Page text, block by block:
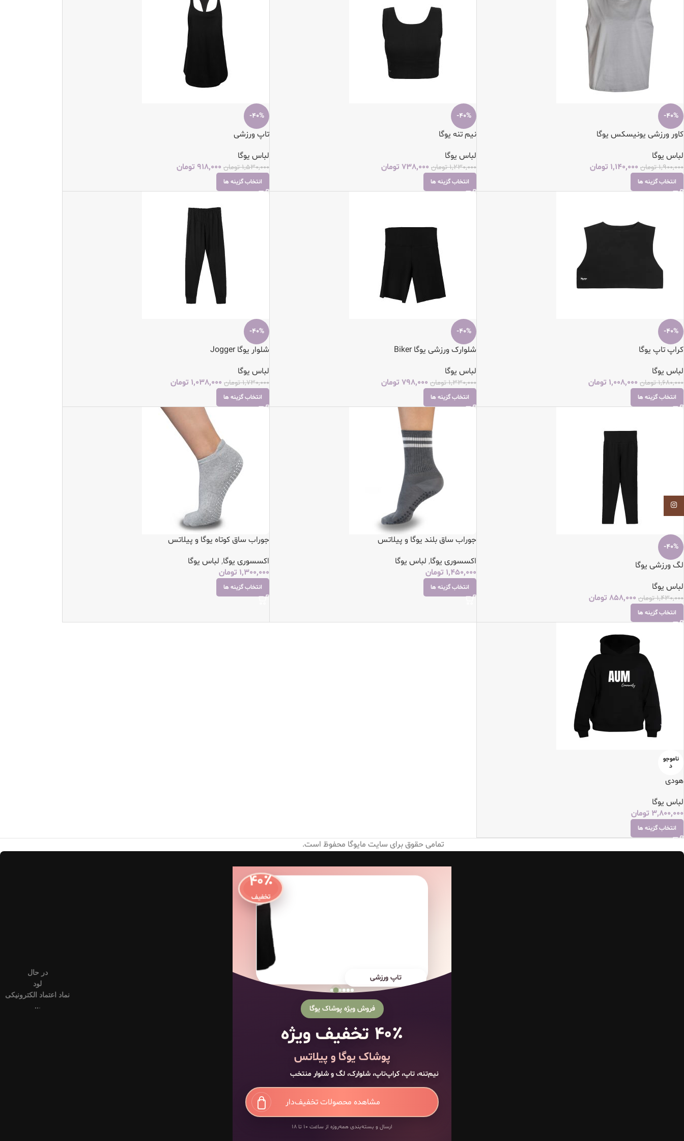
-40%
کاور ورزشی یونیسکس یوگا
لباس یوگا
1,900,000 تومان 1,140,000 تومان
انتخاب گزینه ها
-40%
نیم تنه یوگا
لباس یوگا
1,230,000 تومان 738,000تومان
انتخاب گزینه ها
-40%
تاپ ورزشی
لباس یوگا
1,530,000 تومان 918,000 تومان
انتخاب گزینه ها
-40%
کراپ تاپ یوگا
لباس یوگا
1,680,000 تومان 1,008,000 تومان
انتخاب گزینه ها
-40%
شلوارک ورزشی یوگا Biker
لباس یوگا
1,330,000 تومان 798,000تومان
انتخاب گزینه ها
-40%
شلوار یوگا Jogger
لباس یوگا
1,730,000 تومان 1,038,000 تومان
انتخاب گزینه ها
-40%
لگ ورزشی یوگا
لباس یوگا
1,430,000 تومان 858,000 تومان
انتخاب گزینه ها
جوراب ساق بلند یوگا و پیلاتس
اکسسوری یوگا, لباس یوگا
1,450,000 تومان
انتخاب گزینه ها
جوراب ساق کوتاه یوگا و پیلاتس
اکسسوری یوگا, لباس یوگا
1,300,000 تومان
انتخاب گزینه ها
ناموجو
د
هودی
لباس یوگا
3,800,000 تومان
انتخاب گزینه ها
تمامی حقوق برای سایت مایوگا محفوظ است.
۴۰٪
تخفیف
تاپ ورزشی
فروش ویژه پوشاک یوگا
۴۰٪ تخفیف ویژه
پوشاک یوگا و پیلاتس
نیم‌تنه، تاپ، کراپ‌تاپ، شلوارک، لگ و شلوار منتخب
مشاهده محصولات تخفیف‌دار
ارسال و بسته‌بندی همه‌روزه از ساعت ۱۰ تا ۱۸
Instagram
در حال
لود
نماد اعتماد الکترونیکی
.
.
.